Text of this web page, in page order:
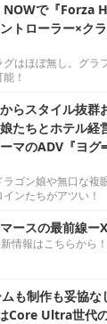
NOWで『Forza
トローラー×ク
はほぼ無し。グラ
！
らスタイル抜群
たちとホテル
マのADV『ヨ
ラゴン娘や無口な複
ンたちがアツい！
ースの最前線ー
情報はこちらから！
も制作も妥協
Core Ultra世代